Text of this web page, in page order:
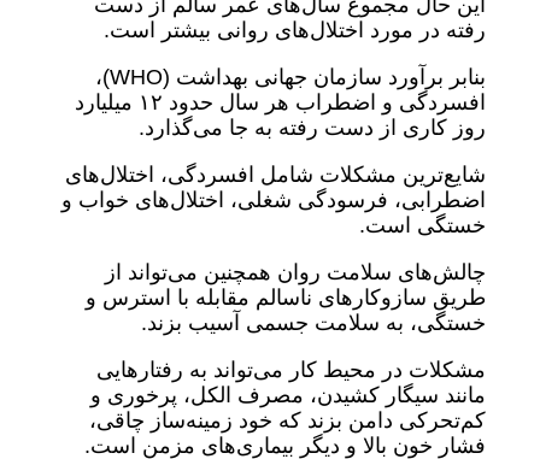
این حال مجموع سال‌های عمر سالم از دست
رفته در مورد اختلال‌های روانی بیشتر است.
بنابر برآورد سازمان جهانی بهداشت (WHO)،
افسردگی و اضطراب هر سال حدود ۱۲ میلیارد
روز کاری از دست رفته به جا می‌گذارد.
شایع‌ترین مشکلات شامل افسردگی، اختلال‌های
اضطرابی، فرسودگی شغلی، اختلال‌های خواب و
خستگی است.
چالش‌های سلامت روان همچنین می‌تواند از
طریق سازوکارهای ناسالم مقابله با استرس و
خستگی، به سلامت جسمی آسیب بزند.
مشکلات در محیط کار می‌تواند به رفتارهایی
مانند سیگار کشیدن، مصرف الکل، پرخوری و
کم‌تحرکی دامن بزند که خود زمینه‌ساز چاقی،
فشار خون بالا و دیگر بیماری‌های مزمن است.